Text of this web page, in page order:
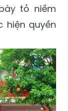
tỏ niềm
hiện quyền